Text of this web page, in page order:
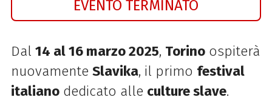
EVENTO TERMINATO
Dal 14 al 16 marzo 2025, Torinoospiterà
nuovamente Slavika, il primo festival
italianodedicato alle culture slave.